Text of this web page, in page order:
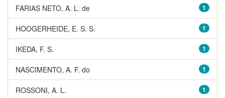
1
FARIAS NETO, A. L. de
1
HOOGERHEIDE, E. S. S.
1
IKEDA, F. S.
1
NASCIMENTO, A. F. do
1
ROSSONI, A. L.